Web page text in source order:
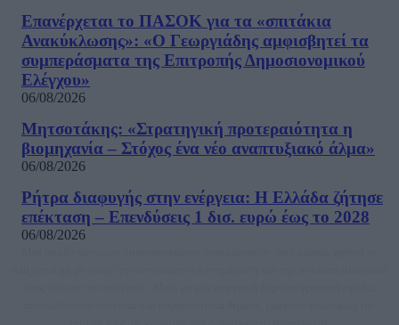
Επανέρχεται το ΠΑΣΟΚ για τα «σπιτάκια
Ανακύκλωσης»: «Ο Γεωργιάδης αμφισβητεί τα
συμπεράσματα της Επιτροπής Δημοσιονομικού
Ελέγχου»
06/08/2026
Μητσοτάκης: «Στρατηγική προτεραιότητα η
βιομηχανία – Στόχος ένα νέο αναπτυξιακό άλμα»
06/08/2026
Ρήτρα διαφυγής στην ενέργεια: Η Ελλάδα ζήτησε
επέκταση – Επενδύσεις 1 δισ. ευρώ έως το 2028
06/08/2026